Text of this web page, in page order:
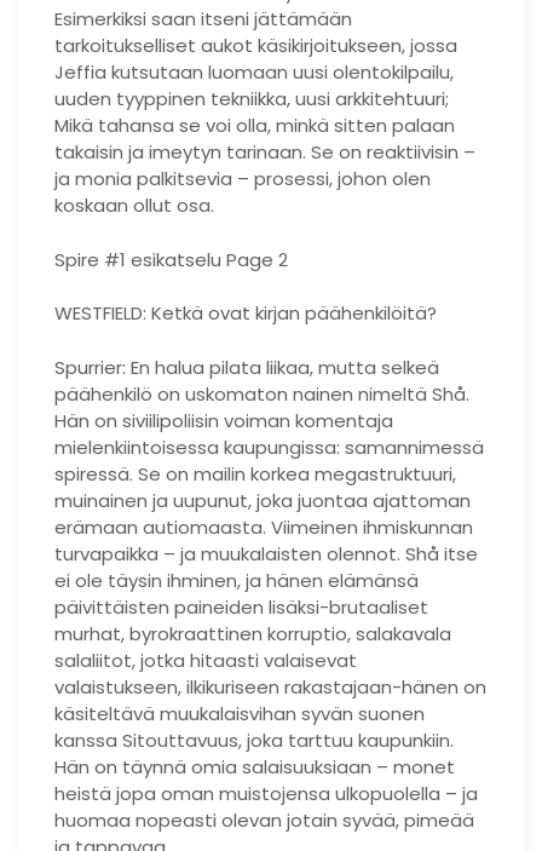
Esimerkiksi saan itseni jättämään
tarkoitukselliset aukot käsikirjoitukseen, jossa
Jeffia kutsutaan luomaan uusi olentokilpailu,
uuden tyyppinen tekniikka, uusi arkkitehtuuri;
Mikä tahansa se voi olla, minkä sitten palaan
takaisin ja imeytyn tarinaan. Se on reaktiivisin –
ja monia palkitsevia – prosessi, johon olen
koskaan ollut osa.
Spire #1 esikatselu Page 2
WESTFIELD: Ketkä ovat kirjan päähenkilöitä?
Spurrier: En halua pilata liikaa, mutta selkeä
päähenkilö on uskomaton nainen nimeltä Shå.
Hän on siviilipoliisin voiman komentaja
mielenkiintoisessa kaupungissa: samannimessä
spiressä. Se on mailin korkea megastruktuuri,
muinainen ja uupunut, joka juontaa ajattoman
erämaan autiomaasta. Viimeinen ihmiskunnan
turvapaikka – ja muukalaisten olennot. Shå itse
ei ole täysin ihminen, ja hänen elämänsä
päivittäisten paineiden lisäksi-brutaaliset
murhat, byrokraattinen korruptio, salakavala
salaliitot, jotka hitaasti valaisevat
valaistukseen, ilkikuriseen rakastajaan-hänen on
käsiteltävä muukalaisvihan syvän suonen
kanssa Sitouttavuus, joka tarttuu kaupunkiin.
Hän on täynnä omia salaisuuksiaan – monet
heistä jopa oman muistojensa ulkopuolella – ja
huomaa nopeasti olevan jotain syvää, pimeää